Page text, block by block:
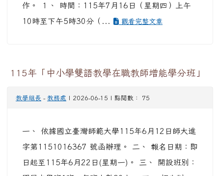
作。 １、 時間：115年7月16日（星期四）上午
10時至下午5時30分（...
觀看完整文章
115年「中小學雙語教學在職教師增能學分班」
教學組長 - 教務處 | 2026-06-15 | 點閱數： 75
一、 依據國立臺灣師範大學115年6月12日師大進
字第1151016367 號函辦理。 二、 報名日期：即
日起至115年6月22日(星期一)。 三、 開設班別：